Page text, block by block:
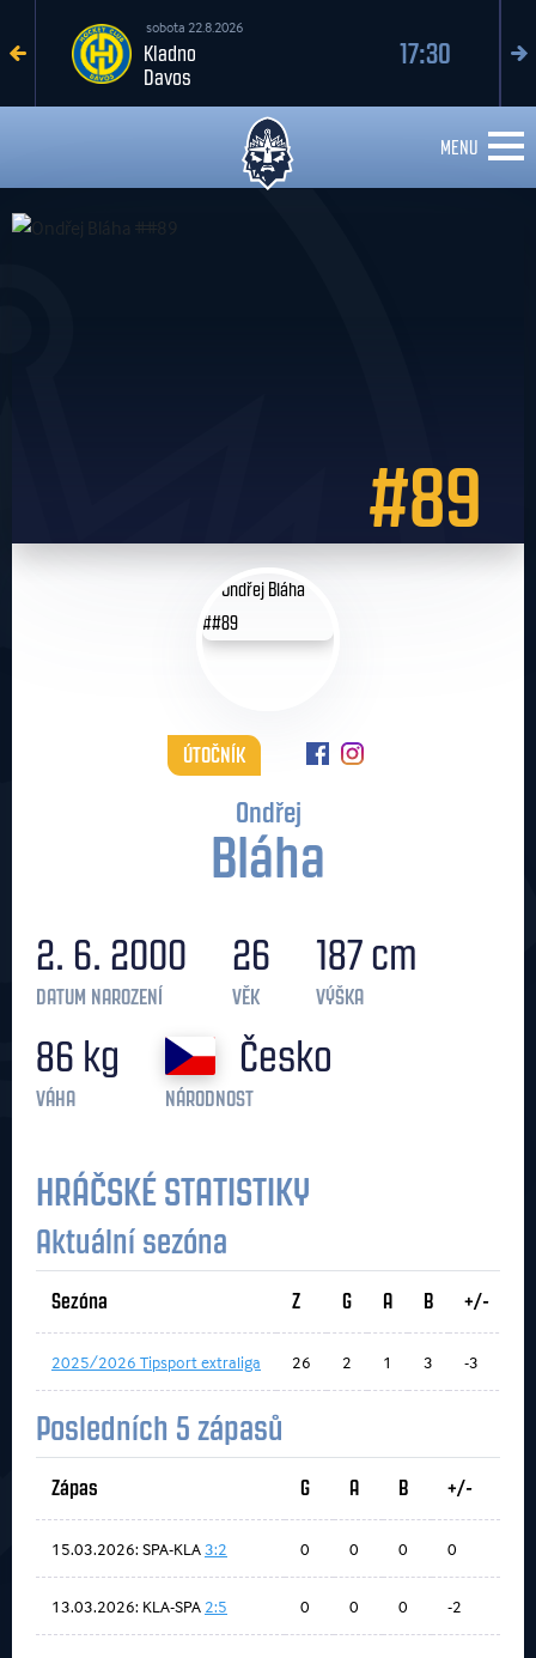
sobota 22.8.2026
Kladno
Davos
17:30
MENU
#89
ÚTOČNÍK
Ondřej
Bláha
2. 6. 2000
DATUM NAROZENÍ
26
VĚK
187 cm
VÝŠKA
86 kg
VÁHA
Česko
NÁRODNOST
HRÁČSKÉ STATISTIKY
Aktuální sezóna
Sezóna Z G A B +/-
2025/2026 Tipsport extraliga 26 2 1 3 -3
Posledních 5 zápasů
Zápas G A B +/-
15.03.2026: SPA-KLA3:2 0 0 0 0
13.03.2026: KLA-SPA 2:5 0 0 0 -2